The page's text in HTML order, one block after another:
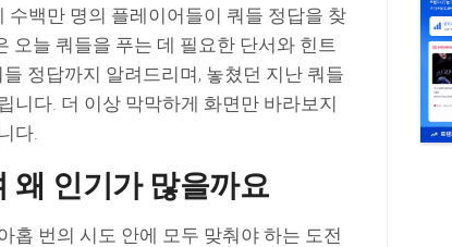
수백만 명의 플레이어들이 쿼들 정답을 찾
오늘 쿼들을 푸는 데 필요한 단서와 힌트
정답까지 알려드리며, 놓쳤던 지난 쿼들
니다. 더 이상 막막하게 화면만 바라보지
다.
왜 인기가 많을까요
홉 번의 시도 안에 모두 맞춰야 하는 도전